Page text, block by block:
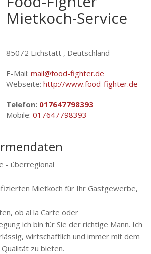
Mietkoch-Service
85072 Eichstätt , Deutschland
E-Mail:mail@food-fighter.de
Webseite:http://www.food-fighter.de
Telefon: 017647798393
Mobile:017647798393
- überregional
Mietkoch für Ihr Gastgewerbe,
ob al la Carte oder
ich bin für Sie der richtige Mann. Ich
wirtschaftlich und immer mit dem
zu bieten.